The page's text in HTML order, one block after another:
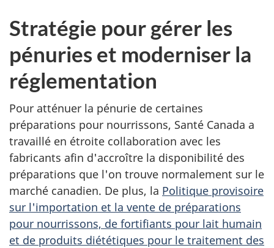
Stratégie pour gérer les
pénuries et moderniser la
réglementation
Pour atténuer la pénurie de certaines
préparations pour nourrissons, Santé Canada a
travaillé en étroite collaboration avec les
fabricants afin d'accroître la disponibilité des
préparations que l'on trouve normalement sur le
marché canadien. De plus, la Politique provisoire
sur l'importation et la vente de préparations
pour nourrissons, de fortifiants pour lait humain
et de produits diététiques pour le traitement des